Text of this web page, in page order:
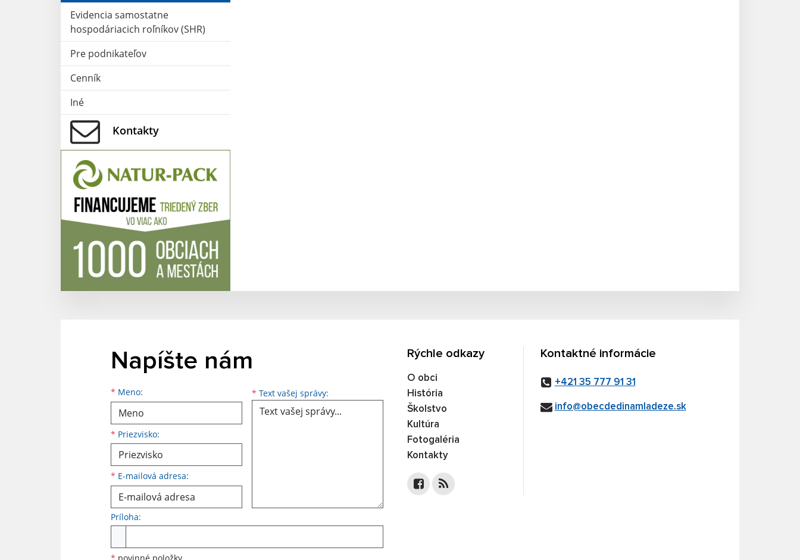
Evidencia samostatne
hospodáriacich roľníkov (SHR)
Pre podnikateľov
Cenník
Iné
Kontakty
Napíšte nám
* Meno:
Meno
* Priezvisko:
Priezvisko
* E-mailová adresa:
E-mailová adresa * Text vašej správy: Text vašej správy...
Príloha:
Rýchle odkazy
O obci
História
Školstvo
Kultúra
Fotogaléria
Kontakty
Kontaktné informácie
+421 35 777 91 31
info@obecdedinamladeze.sk